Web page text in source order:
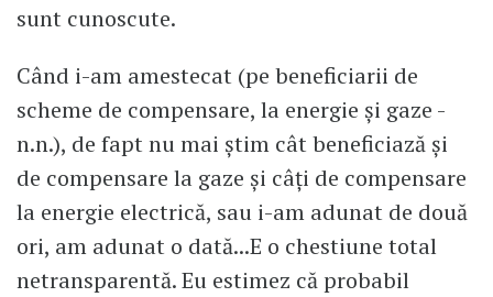
sunt cunoscute.
Când i-am amestecat (pe beneficiarii de
scheme de compensare, la energie și gaze -
n.n.), de fapt nu mai știm cât beneficiază și
de compensare la gaze și câți de compensare
la energie electrică, sau i-am adunat de două
ori, am adunat o dată...E o chestiune total
netransparentă. Eu estimez că probabil